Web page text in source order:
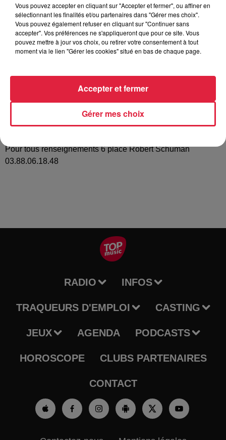
Dimanche 15 septembre à Haguenau Centre Ville Le Centre
Social et Culturel Robert Schuman organise son 18ème
Festival des jeux. Cette journée mettra à l’honneur le JEU
pour petits et grands. Envie de vous amuser de passer un
retrouver nombreux de 11h à 19h au Centre Ville de
Haguenau. Vous y trouverez de nombreuses animations
grands jeux en bois jeux de plateaux bricolages ateliers
d’éveil corporel jeux éducatifs kartings à pédales…
Animation musicale tout au long de la journée. Accès libre
Pour tous renseignements 6 place Robert Schuman
03.88.06.18.48
RADIO INFOS
TRAQUEURS D'EMPLOI CASTING
JEUX AGENDA PODCASTS
HOROSCOPE CLUBS PARTENAIRES
CONTACT
Vous pouvez accepter en cliquant sur "Accepter et fermer", ou affiner en
sélectionnant les finalités et/ou partenaires dans "Gérer mes choix".
Vous pouvez également refuser en cliquant sur "Continuer sans
accepter". Vos préférences ne s'appliqueront que pour ce site. Vous
pouvez mettre à jour vos choix, ou retirer votre consentement à tout
moment via le lien "Gérer les cookies" situé en bas de chaque page.
Gérer mes choix
Accepter et fermer